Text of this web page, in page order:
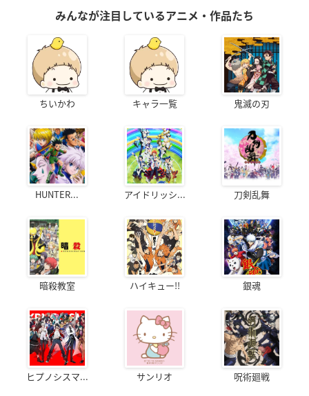
みんなが注目しているアニメ・作品たち
ちいかわ キャラ一覧 鬼滅の刃
HUNTER... アイドリッシ... 刀剣乱舞
暗殺教室 ハイキュー!! 銀魂
ヒプノシスマ... サンリオ 呪術廻戦